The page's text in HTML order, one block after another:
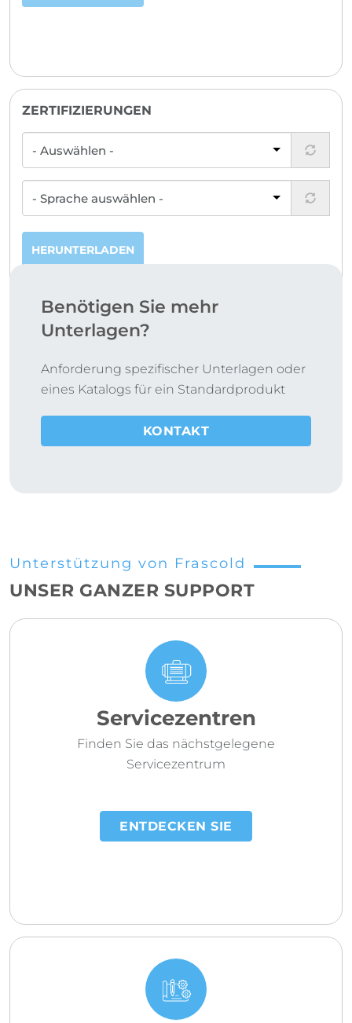
ZERTIFIZIERUNGEN
HERUNTERLADEN
Benötigen Sie mehr
Unterlagen?
Anforderung spezifischer Unterlagen oder
eines Katalogs für ein Standardprodukt
KONTAKT
Unterstützung von Frascold
UNSER GANZER SUPPORT
Servicezentren
Finden Sie das nächstgelegene
Servicezentrum
ENTDECKEN SIE